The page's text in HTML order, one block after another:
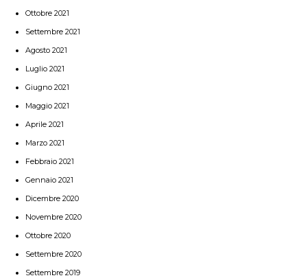
Ottobre 2021
Settembre 2021
Agosto 2021
Luglio 2021
Giugno 2021
Maggio 2021
Aprile 2021
Marzo 2021
Febbraio 2021
Gennaio 2021
Dicembre 2020
Novembre 2020
Ottobre 2020
Settembre 2020
Settembre 2019